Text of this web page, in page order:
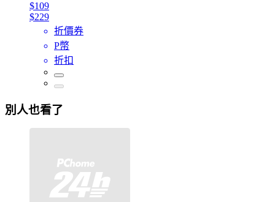
$109
$229
折價券
P幣
折扣
別人也看了